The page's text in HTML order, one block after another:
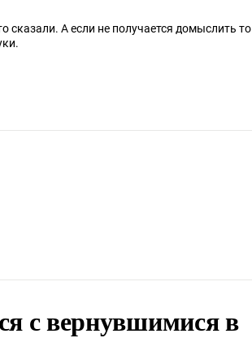
сказали. А если не получается домыслить то
с вернувшимися в